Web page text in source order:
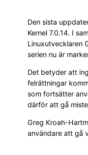
Den sista
Kernel 7.0.14. I
Linuxutvecklaren
serien nu är
Det betyder att
felrättningar
som fortsätter
därför att gå
Greg Kroah-
användare att gå